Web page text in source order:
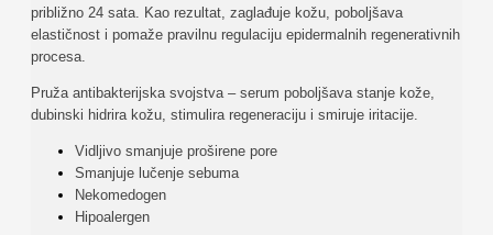
približno 24 sata. Kao rezultat, zaglađuje kožu, poboljšava
elastičnost i pomaže pravilnu regulaciju epidermalnih regenerativnih
procesa.
Pruža antibakterijska svojstva – serum poboljšava stanje kože,
dubinski hidrira kožu, stimulira regeneraciju i smiruje iritacije.
Vidljivo smanjuje proširene pore
Smanjuje lučenje sebuma
Nekomedogen
Hipoalergen